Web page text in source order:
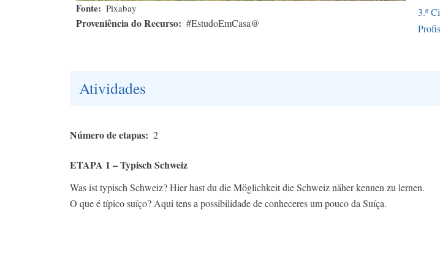
Fonte Pixabay
Proveniência do Recurso #EstudoEmCasa@
3.º
Atividades
Número de etapas 2
ETAPA 1 – Typisch Schweiz
Was ist typisch Schweiz? Hier hast du die Möglichkeit die Schweiz näher kennen zu lernen.
O que é típico suíço? Aqui tens a possibilidade de conheceres um pouco da Suíça.